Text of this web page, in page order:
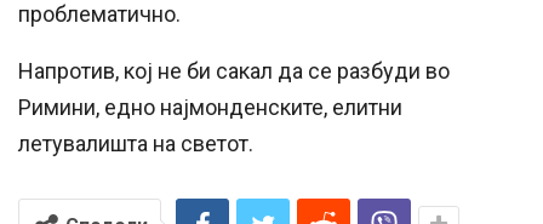
проблематично.
Напротив, кој не би сакал да се разбуди во
Римини, едно најмонденските, елитни
летувалишта на светот.